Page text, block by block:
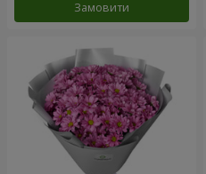
Замовити